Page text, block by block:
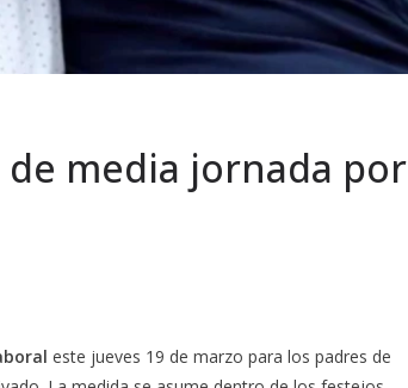
media jornada por
este jueves 19 de marzo para los padres de